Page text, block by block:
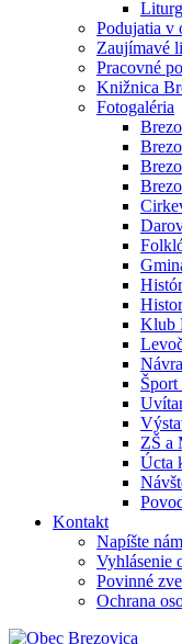
Podujatia v
Zaujímavé
Pracovné
Knižnica
Fotogaléria
Klub
ZŠ a
Úcta
Kontakt
Napíšte nám
Vyhlásenie
Povinné
Ochrana